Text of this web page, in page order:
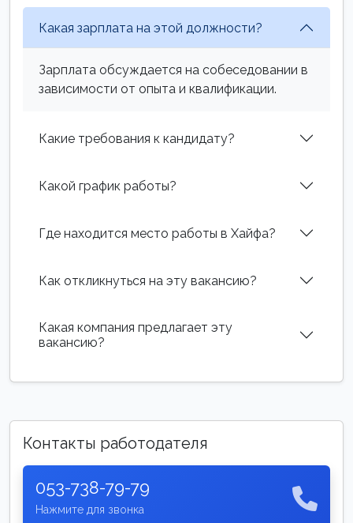
Какая зарплата на этой должности?
Зарплата обсуждается на собеседовании в
зависимости от опыта и квалификации.
Какие требования к кандидату?
Какой график работы?
Где находится место работы в Хайфа?
Как откликнуться на эту вакансию?
Какая компания предлагает эту
вакансию?
Контакты работодателя
053-738-79-79
Нажмите для звонка